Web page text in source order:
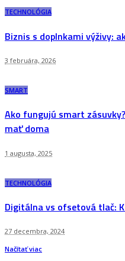
TECHNOLÓGIA
Biznis s doplnkami výživy:
3 februára, 2026
SMART
Ako fungujú smart
mať doma
1 augusta, 2025
TECHNOLÓGIA
Digitálna vs ofsetová tlač:
27 decembra, 2024
Načítať viac